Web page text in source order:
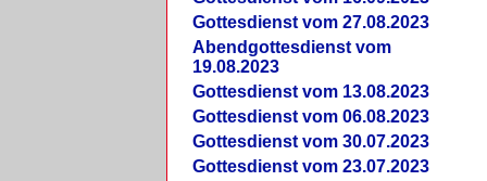
Gottesdienst vom 27.08.2023
Abendgottesdienst vom
19.08.2023
Gottesdienst vom 13.08.2023
Gottesdienst vom 06.08.2023
Gottesdienst vom 30.07.2023
Gottesdienst vom 23.07.2023